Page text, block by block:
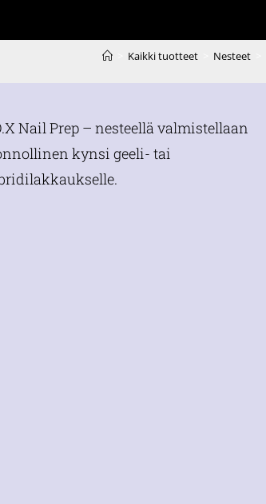
Kaikki tuotteet Nesteet
Nail Prep – nesteellä valmistellaan
kynsi geeli- tai